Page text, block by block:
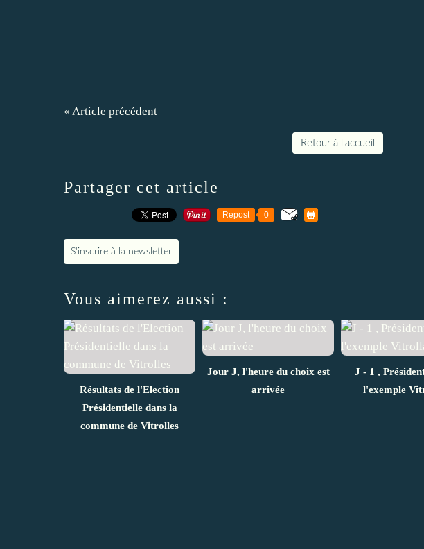
« Article précédent
Retour à l'accueil
Partager cet article
Repost 0
S'inscrire à la newsletter
Vous aimerez aussi :
Résultats de l'Election
Présidentielle dans la
commune de Vitrolles
Jour J, l'heure du choix est
arrivée
J - 1 ,
l'exemple